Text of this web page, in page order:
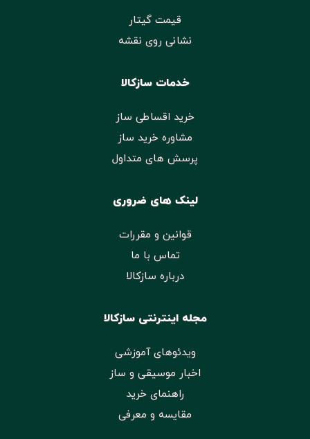
قیمت گیتار
نشانی روی نقشه
خدمات سازکالا
خرید اقساطی ساز
مشاوره خرید ساز
پرسش های متداول
لینک های ضروری
قوانین و مقررات
تماس با ما
درباره سازکالا
مجله اینترنتی سازکالا
ویدئوهای آموزشی
اخبار موسیقی و ساز
راهنمای خرید
مقایسه و معرفی